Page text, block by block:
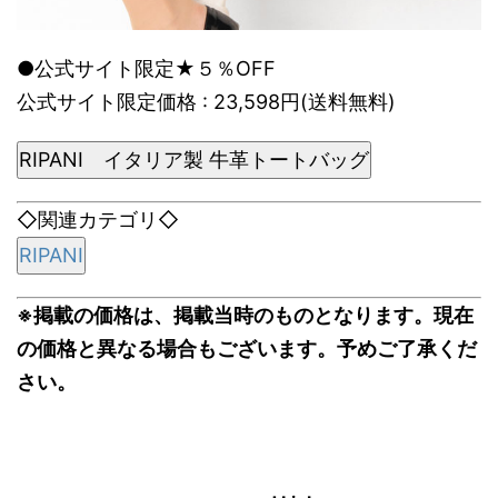
●公式サイト限定★５％OFF
公式サイト限定価格 : 23,598円(送料無料)
RIPANI イタリア製 牛革トートバッグ
◇関連カテゴリ◇
RIPANI
※掲載の価格は、掲載当時のものとなります。現在
の価格と異なる場合もございます。予めご了承くだ
さい。